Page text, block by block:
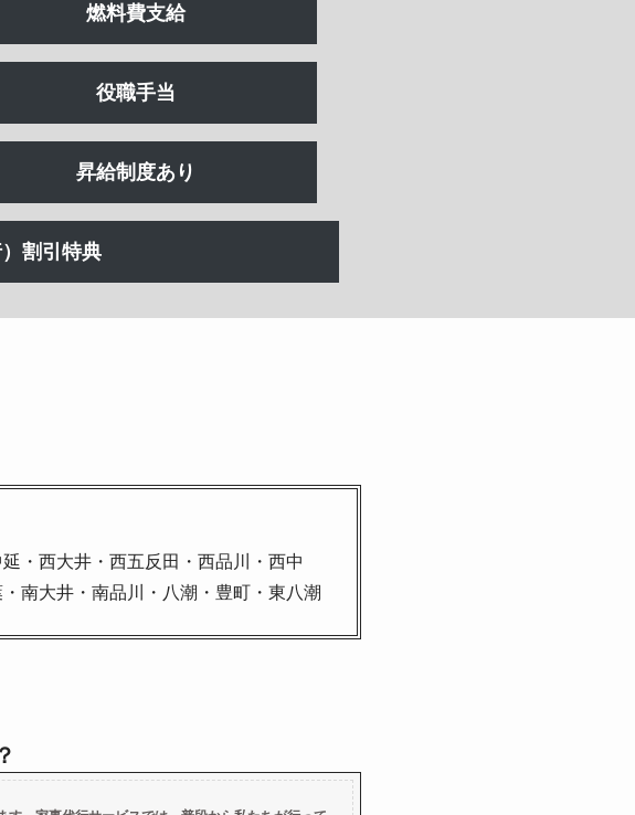
燃料費支給
役職手当
昇給制度あり
割引特典
・西大井・西五反田・西品川・西中
南大井・南品川・八潮・豊町・東八潮